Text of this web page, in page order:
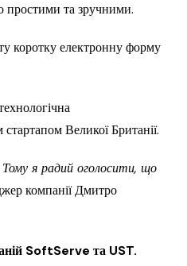
простими та зручними.
коротку електронну форму
Великої Британії.
я радий оголосити, що
компанії Дмитро
SoftServe та UST.